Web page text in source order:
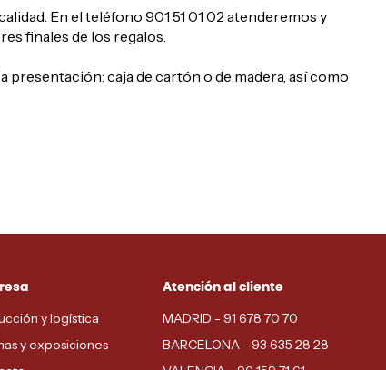
En el teléfono 901 51 01 02 atenderemos y
finales de los regalos.
presentación: caja de cartón o de madera, así como
y logística
y exposiciones
Atención al cliente
MADRID - 91 678 70 70
BARCELONA - 93 635 28 28